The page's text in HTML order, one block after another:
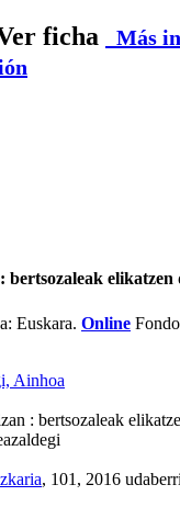
ficha
Más
bertsozaleak
Euskara. Online
Ainhoa
: bertsozaleak
, 101, 2016